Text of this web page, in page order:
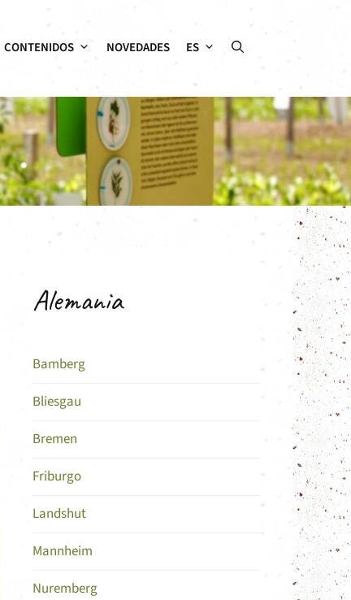
CONTENIDOS NOVEDADES ES
Alemania
Bamberg
Bliesgau
Bremen
Friburgo
Landshut
Mannheim
Nuremberg